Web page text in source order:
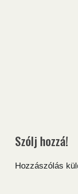
Szólj hozzá!
Hozzászólás